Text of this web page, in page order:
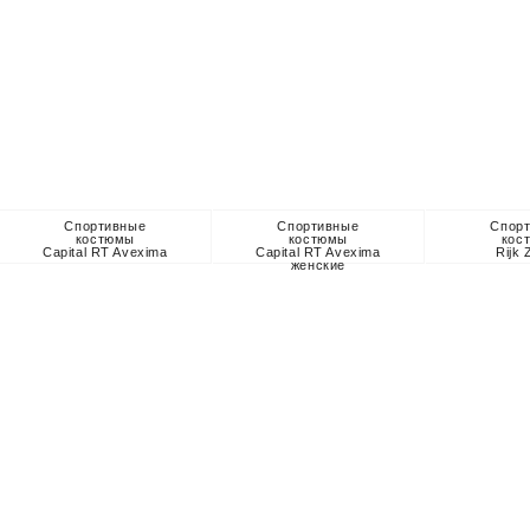
Спортивные
костюмы
Capital RT Avexima
Спортивные
костюмы
Capital RT Avexima
женские
Rijk